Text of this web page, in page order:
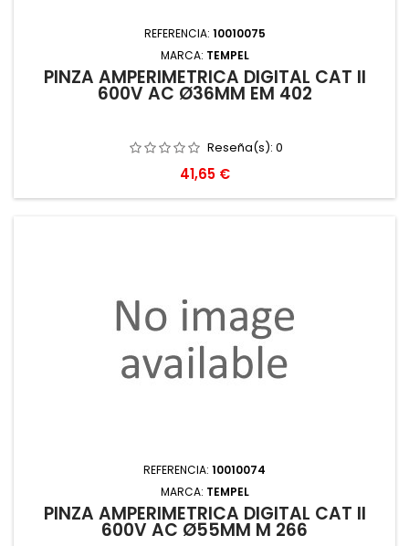
REFERENCIA: 10010075
MARCA: TEMPEL
PINZA AMPERIMÉTRICA DIGITAL CAT II
600V AC Ø36MM EM 402
Reseña(s): 0
Precio
41,65 €
REFERENCIA: 10010074
MARCA: TEMPEL
PINZA AMPERIMÉTRICA DIGITAL CAT II
600V AC Ø55MM M 266